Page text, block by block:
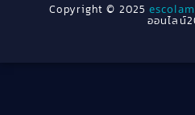
Cult Film
1940
Copyright © 2025
ออนไลน์